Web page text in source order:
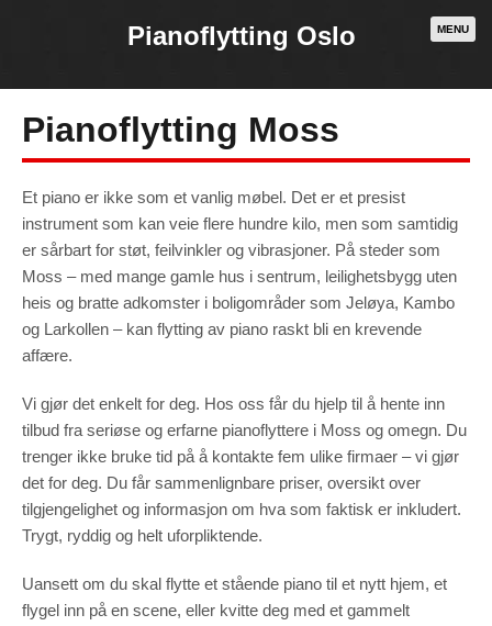
MENU
Pianoflytting Oslo
Pianoflytting Moss
Et piano er ikke som et vanlig møbel. Det er et presist
instrument som kan veie flere hundre kilo, men som samtidig
er sårbart for støt, feilvinkler og vibrasjoner. På steder som
Moss – med mange gamle hus i sentrum, leilighetsbygg uten
heis og bratte adkomster i boligområder som Jeløya, Kambo
og Larkollen – kan flytting av piano raskt bli en krevende
affære.
Vi gjør det enkelt for deg. Hos oss får du hjelp til å hente inn
tilbud fra seriøse og erfarne pianoflyttere i Moss og omegn. Du
trenger ikke bruke tid på å kontakte fem ulike firmaer – vi gjør
det for deg. Du får sammenlignbare priser, oversikt over
tilgjengelighet og informasjon om hva som faktisk er inkludert.
Trygt, ryddig og helt uforpliktende.
Uansett om du skal flytte et stående piano til et nytt hjem, et
flygel inn på en scene, eller kvitte deg med et gammelt
Necessary
These
cookies are
not
They are
the website
us to
website's